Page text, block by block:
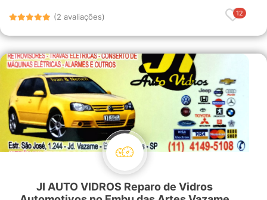
(2 avaliações) 12
JI AUTO VIDROS Reparo de Vidros